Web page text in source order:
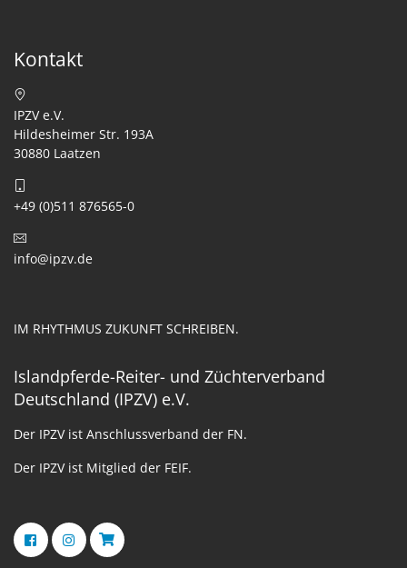
Kontakt
IPZV e.V.
Hildesheimer Str. 193A
30880 Laatzen
+49 (0)511 876565-0
info@ipzv.de
IM RHYTHMUS ZUKUNFT SCHREIBEN.
Islandpferde-Reiter- und Züchterverband
Deutschland (IPZV) e.V.
Der IPZV ist Anschlussverband der FN.
Der IPZV ist Mitglied der FEIF.